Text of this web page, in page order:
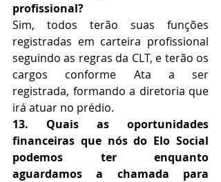
profissional?
Sim, todos terão suas funções
registradas em carteira profissional
seguindo as regras da CLT, e terão os
cargos conforme Ata a ser
registrada, formando a diretoria que
irá atuar no prédio.
13. Quais as oportunidades
financeiras que nós do Elo Social
podemos ter enquanto
aguardamos a chamada para